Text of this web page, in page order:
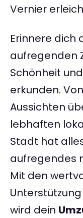
Vernier
Erinnere dich
aufregenden
Schönheit
erkunden.
Aussichten
lebhaften
Stadt hat
aufregendes
Mit den
wird dein